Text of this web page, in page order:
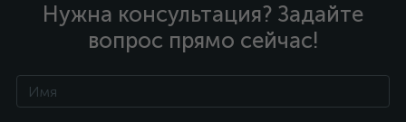
Нужна консультация? Задайте
вопрос прямо сейчас!